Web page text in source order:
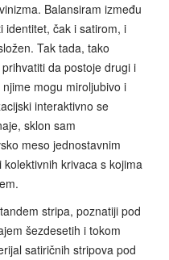
Balansiram između
identitet, čak i satirom, i
Tak tada, tako
da postoje drugi i
mogu miroljubivo i
interaktivno se
sklon sam
meso jednostavnim
krivaca s kojima
stripa, poznatiji pod
šezdesetih i tokom
satiričnih stripova pod